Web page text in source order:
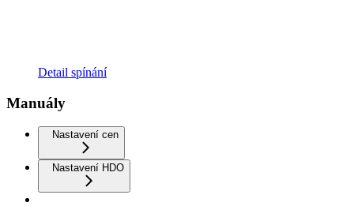
Detail spínání
Manuály
Nastavení cen
Nastavení HDO